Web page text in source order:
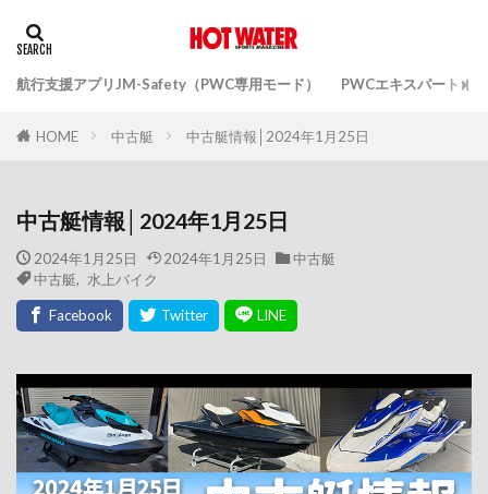
航行支援アプリJM-Safety（PWC専用モード） PWCエキスパートガ
HOME 中古艇 中古艇情報│2024年1月25日
中古艇情報│2024年1月25日
2024年1月25日 2024年1月25日
中古艇
中古艇
水上バイク